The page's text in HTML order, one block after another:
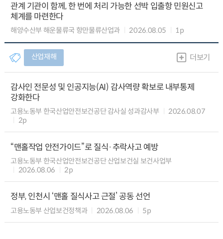
관계 기관이 함께, 한 번에 처리 가능한 선박 입출항 민원신고
체계를 마련한다
해양수산부 해운물류국 항만물류산업과 2026.08.05 1p
산업재해 더보기
감사인 전문성 및 인공지능(AI) 감사역량 확보로 내부통제
강화한다
고용노동부 한국산업안전보건공단 감사실 성과감사부
2026.08.07
2p
“맨홀작업 안전가이드”로 질식·추락사고 예방
고용노동부 한국산업안전보건공단 산업보건실 보건사업부
2026.08.06
2p
정부, 인천시 ‘맨홀 질식사고 근절’ 공동 선언
고용노동부 산업보건정책과 2026.08.06 5p